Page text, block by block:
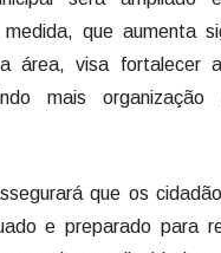
que aumenta
área, visa fortalecer
mais
que os
e preparado para